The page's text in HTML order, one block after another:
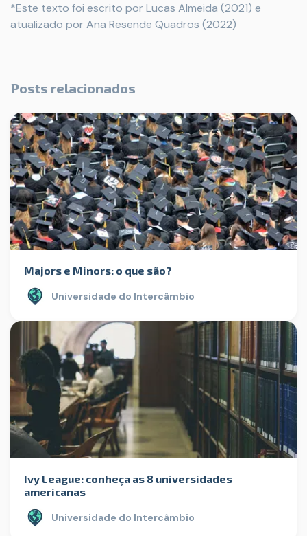
*Este texto foi escrito por Lucas Almeida (2021) e
atualizado por Ana Resende Quadros (2022)
Posts relacionados
Majors e Minors: o que são?
Universidade do Intercâmbio
Ivy League: conheça as 8 universidades
americanas
Universidade do Intercâmbio